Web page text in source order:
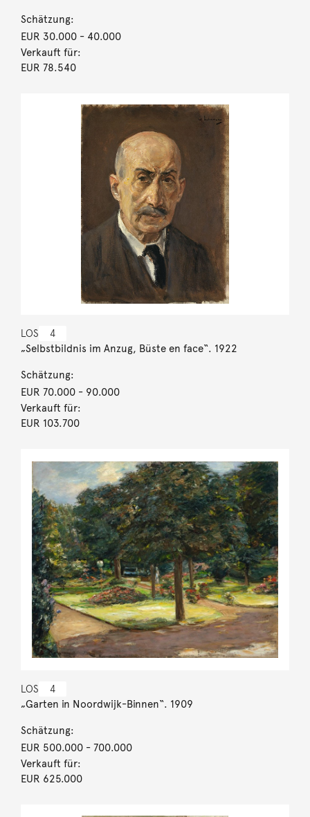
Schätzung:
EUR 30.000- 40.000
Verkauft für:
EUR 78.540
LOS 4
„Selbstbildnis im Anzug, Büste en face“. 1922
Schätzung:
EUR 70.000- 90.000
Verkauft für:
EUR 103.700
LOS 4
„Garten in Noordwijk-Binnen“. 1909
Schätzung:
EUR 500.000- 700.000
Verkauft für:
EUR 625.000